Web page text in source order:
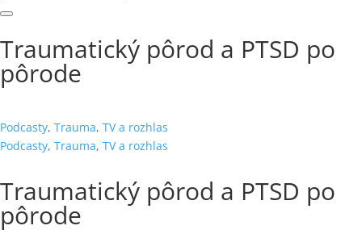
Traumatický pôrod a PTSD po
pôrode
Podcasty, Trauma, TV a rozhlas
Podcasty, Trauma, TV a rozhlas
Traumatický pôrod a PTSD po
pôrode